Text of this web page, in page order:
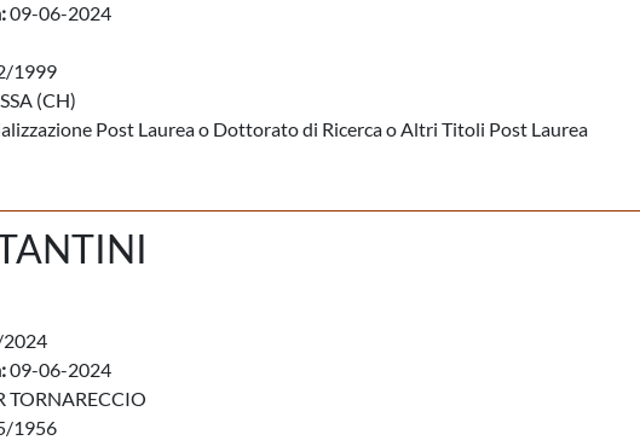
09-06-2024
1999
(CH)
Post Laurea o Dottorato di Ricerca o Altri Titoli Post Laurea
09-06-2024
TORNARECCIO
1956